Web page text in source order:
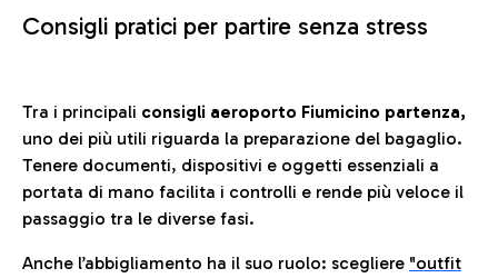
Consigli pratici per partire senza stress
Tra i principali consigli aeroporto Fiumicino partenza,
uno dei più utili riguarda la preparazione del bagaglio.
Tenere documenti, dispositivi e oggetti essenziali a
portata di mano facilita i controlli e rende più veloce il
passaggio tra le diverse fasi.
Anche l’abbigliamento ha il suo ruolo: scegliere "outfit